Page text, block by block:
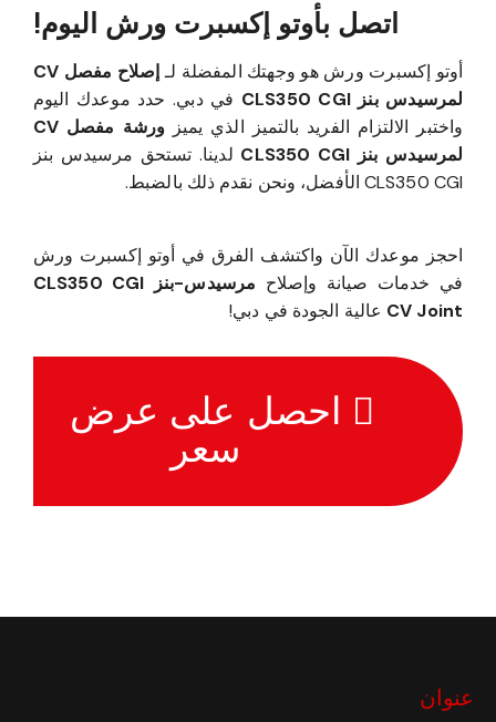
اتصل بأوتو إكسبرت ورش اليوم!
أوتو إكسبرت ورش هو وجهتك المفضلة لـ
إصلاح مفصل CV
لمرسيدس بنز CLS350 CGI
في دبي. حدد موعدك اليوم
واختبر الالتزام الفريد بالتميز الذي يميز
ورشة مفصل CV
لمرسيدس بنز CLS350 CGI
لدينا. تستحق مرسيدس بنز
CLS350 CGI الأفضل، ونحن نقدم ذلك بالضبط.
احجز موعدك الآن واكتشف الفرق في أوتو إكسبرت ورش
في خدمات صيانة وإصلاح
مرسيدس-بنز CLS350 CGI
CV Joint عالية الجودة في دبي!
احصل على عرض
سعر
عنوان